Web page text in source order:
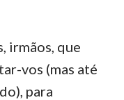
irmãos, que
vos (mas até
para